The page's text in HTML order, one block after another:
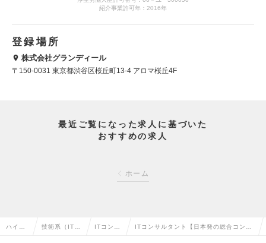
紹介事業許可年：2016年
登録場所
株式会社グランディール
〒150-0031 東京都渋谷区桜丘町13-4 アロマ桜丘4F
最近ご覧になった求人に基づいた
おすすめの求人
ホーム
ハイク 技術系（IT・ ITコンサ ITコンサルタント【日本発の総合コンサ